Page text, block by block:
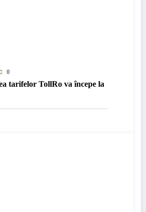
0
tarifelor TollRo va începe la